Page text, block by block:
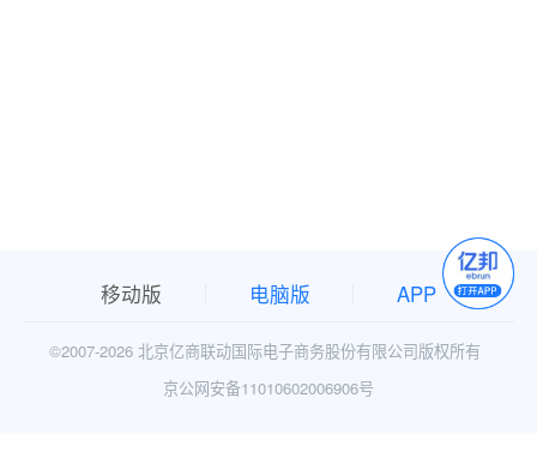
移动版 电脑版 APP
©2007-2026 北京亿商联动国际电子商务股份有限公司版权所有
京公网安备11010602006906号